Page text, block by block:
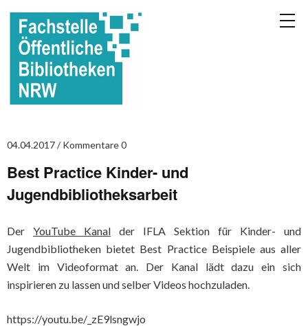
04.04.2017 Kommentare 0
Best Practice Kinder- und
Jugendbibliotheksarbeit
Der YouTube Kanal der IFLA Sektion für Kinder- und
Jugendbibliotheken bietet Best Practice Beispiele aus aller
Welt im Videoformat an. Der Kanal lädt dazu ein sich
inspirieren zu lassen und selber Videos hochzuladen.
https://youtu.be/_zE9lsngwjo